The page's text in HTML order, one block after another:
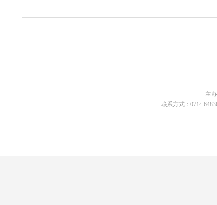
主
联系方式：0714-